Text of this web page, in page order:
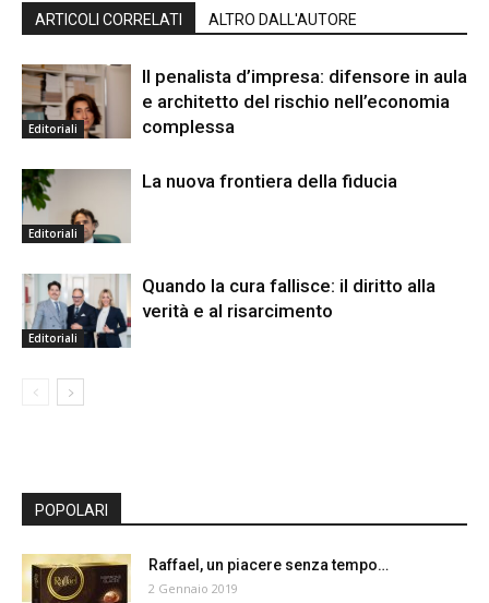
ARTICOLI CORRELATI ALTRO DALL'AUTORE
Editoriali
Il penalista d’impresa: difensore in aula
e architetto del rischio nell’economia
complessa
Editoriali
La nuova frontiera della fiducia
Editoriali
Quando la cura fallisce: il diritto alla
verità e al risarcimento
POPOLARI
Raffael, un piacere senza tempo…
2 Gennaio 2019